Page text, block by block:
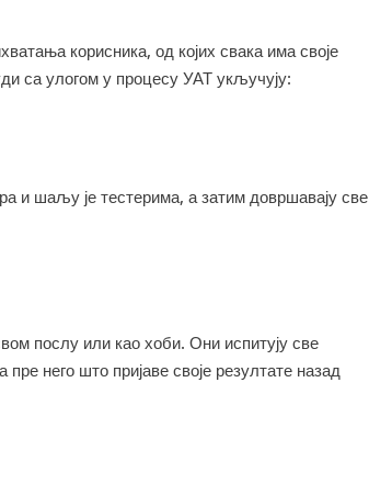
корисника, од којих свака има своје
са улогом у процесу УАТ укључују:
и шаљу је тестерима, а затим довршавају све
послу или као хоби. Они испитују све
него што пријаве своје резултате назад